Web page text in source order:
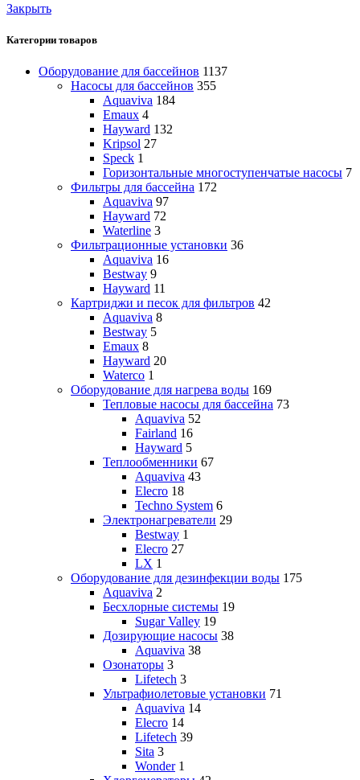
Закрыть
Категории товаров
Оборудование для бассейнов 1137
Насосы для бассейнов 355
Aquaviva 184
Emaux 4
Hayward 132
Kripsol 27
Speck 1
Горизонтальные многоступенчатые насосы 7
Фильтры для бассейна 172
Aquaviva 97
Hayward 72
Waterline 3
Фильтрационные установки 36
Aquaviva 16
Bestway 9
Hayward 11
Картриджи и песок для фильтров 42
Aquaviva 8
Bestway 5
Emaux 8
Hayward 20
Waterco 1
Оборудование для нагрева воды 169
Тепловые насосы для бассейна 73
Aquaviva 52
Fairland 16
Hayward 5
Теплообменники 67
Aquaviva 43
Elecro 18
Techno System 6
Электронагреватели 29
Bestway 1
Elecro 27
LX 1
Оборудование для дезинфекции воды 175
Aquaviva 2
Бесхлорные системы 19
Sugar Valley 19
Дозирующие насосы 38
Aquaviva 38
Озонаторы 3
Lifetech 3
Ультрафиолетовые установки 71
Aquaviva 14
Elecro 14
Lifetech 39
Sita 3
Wonder 1